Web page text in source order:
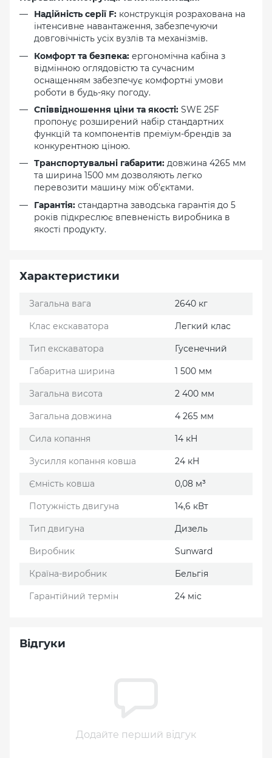
Надійність серії F: конструкція розрахована на
інтенсивне навантаження, забезпечуючи
довговічність усіх вузлів та механізмів.
Комфорт та безпека: ергономічна кабіна з
відмінною оглядовістю та сучасним
оснащенням забезпечує комфортні умови
роботи в будь-яку погоду.
Співвідношення ціни та якості: SWE 25F
пропонує розширений набір стандартних
функцій та компонентів преміум-брендів за
конкурентною ціною.
Транспортувальні габарити: довжина 4265 мм
та ширина 1500 мм дозволяють легко
перевозити машину між об'єктами.
Гарантія: стандартна заводська гарантія до 5
років підкреслює впевненість виробника в
якості продукту.
Характеристики
Загальна вага 2640 кг
Клас екскаватора Легкий клас
Тип екскаватора Гусенечний
Габаритна ширина 1 500 мм
Загальна висота 2 400 мм
Загальна довжина 4 265 мм
Сила копання 14 кН
Зусилля копання ковша 24 кН
Ємність ковша 0,08 м³
Потужність двигуна 14,6 кВт
Тип двигуна Дизель
Виробник Sunward
Країна-виробник Бельгія
Гарантійний термін 24 міс
Відгуки
Додайте перший відгук